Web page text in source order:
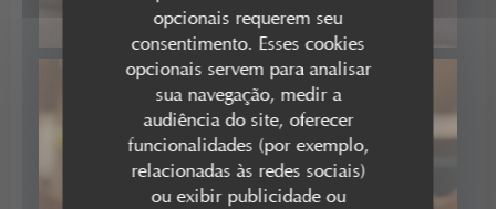
opcionais requerem seu
consentimento. Esses cookies
opcionais servem para analisar
sua navegação, medir a
audiência do site, oferecer
funcionalidades (por exemplo,
relacionadas às redes sociais)
ou exibir publicidade ou
Fraise d'azur